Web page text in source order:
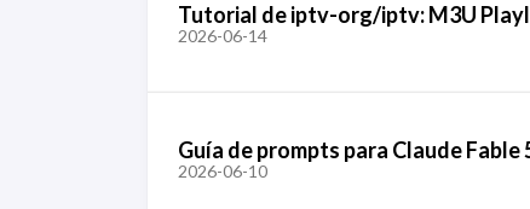
Tutorial de iptv-org/iptv: M3U
2026-06-14
Guía de prompts para Claude
2026-06-10